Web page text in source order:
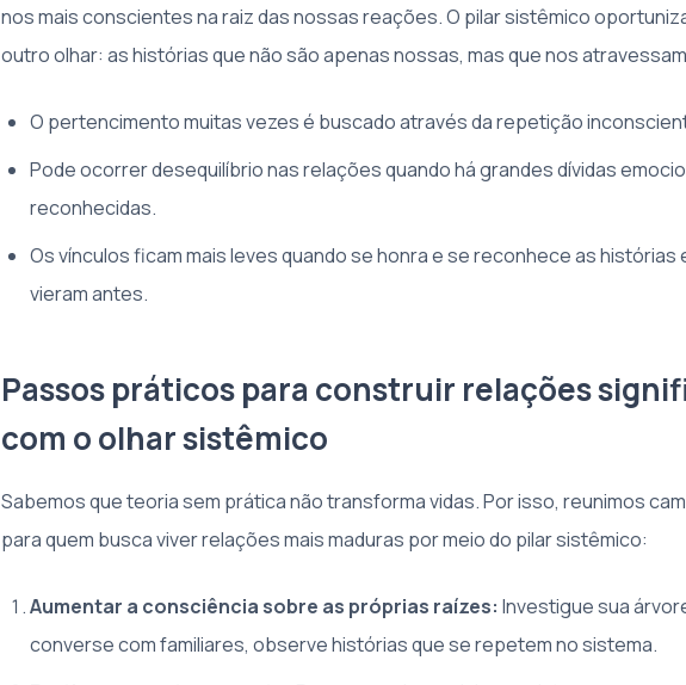
nos mais conscientes na raiz das nossas reações. O pilar sistêmico
outro olhar: as histórias que não são apenas nossas, mas que nos
O pertencimento muitas vezes é buscado através da repetição
Pode ocorrer desequilíbrio nas relações quando há grandes dívidas
reconhecidas.
Os vínculos ficam mais leves quando se honra e se reconhece as histórias
vieram antes.
Passos práticos para construir relações
com o olhar sistêmico
Sabemos que teoria sem prática não transforma vidas. Por isso, reunimos
para quem busca viver relações mais maduras por meio do pilar sistêmico:
Aumentar a consciência sobre as próprias raízes: Investigue sua
converse com familiares, observe histórias que se repetem no sistema.